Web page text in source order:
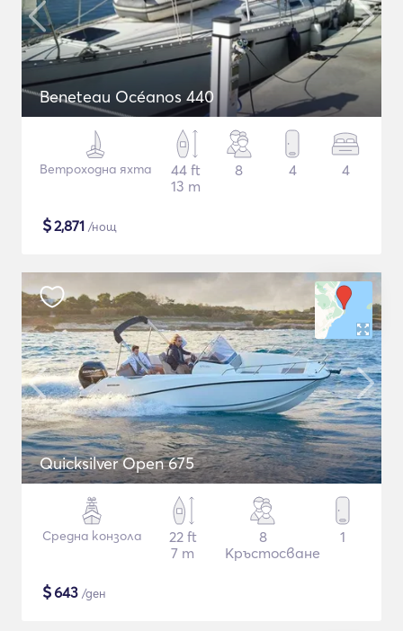
Beneteau Océanos 440
Ветроходна яхта
44 ft
13 m
8 4 4
$2,871 /нощ
Quicksilver Open 675
Средна конзола
22 ft
7 m
8
Кръстосване
1
$643 /ден